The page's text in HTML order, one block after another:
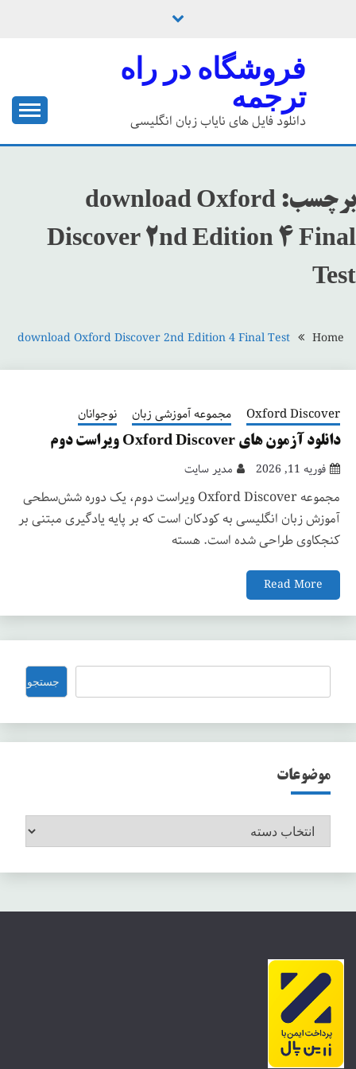
فروشگاه در راه
ترجمه
دانلود فایل های نایاب زبان انگلیسی
برچسب: download Oxford
Discover 2nd Edition 4 Final
Test
Home
download Oxford Discover 2nd Edition 4 Final Test
Oxford Discover مجموعه آموزشی زبان نوجوانان
دانلود آزمون های Oxford Discover ویراست دوم
فوریه 11, 2026 مدیر سایت
مجموعه Oxford Discover ویراست دوم، یک دوره شش‌سطحی
آموزش زبان انگلیسی به کودکان است که بر پایه یادگیری مبتنی بر
کنجکاوی طراحی شده است. هسته
Read More
جستجو جستجو
موضوعات
موضوعات